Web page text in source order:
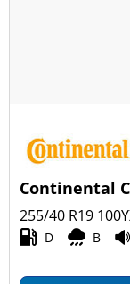
Continental
255/40 R19 100Y
D B